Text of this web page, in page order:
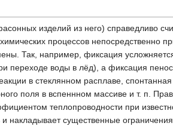
изделий из него) справедливо
процессов непосредственно
Так, например, фиксация
переходе воды в лёд), а фиксация
в стеклянном расплаве, спонтанная
поля в вспеннном массиве и т. п.
теплопроводности при
накладывает существенные